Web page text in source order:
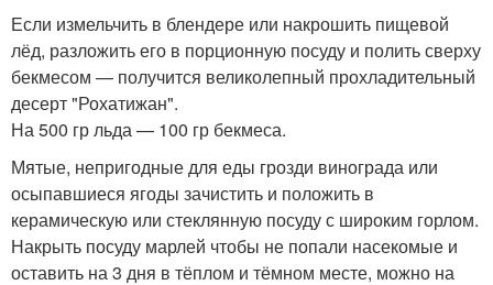
Если измельчить в блендере или накрошить пищевой
лёд, разложить его в порционную посуду и полить сверху
бекмесом — получится великолепный прохладительный
десерт "Рохатижан".
На 500 гр льда — 100 гр бекмеса.
Мятые, непригодные для еды грозди винограда или
осыпавшиеся ягоды зачистить и положить в
керамическую или стеклянную посуду с широким горлом.
Накрыть посуду марлей чтобы не попали насекомые и
оставить на 3 дня в тёплом и тёмном месте, можно на